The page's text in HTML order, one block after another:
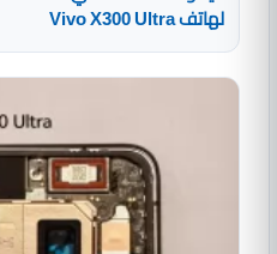
لهاتف Vivo X300 Ultra